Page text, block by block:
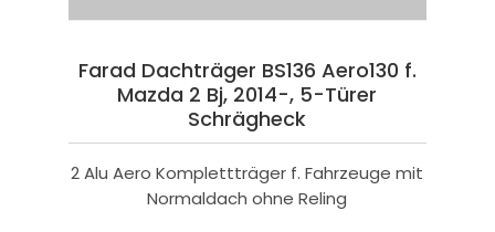
Farad Dachträger BS136 Aero130 f.
Mazda 2 Bj, 2014-, 5-Türer
Schrägheck
2 Alu Aero Komplettträger f. Fahrzeuge mit
Normaldach ohne Reling